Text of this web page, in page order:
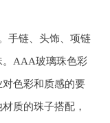
手链、头饰、项链
。AAA玻璃珠色彩
色彩和质感的要
质的珠子搭配，